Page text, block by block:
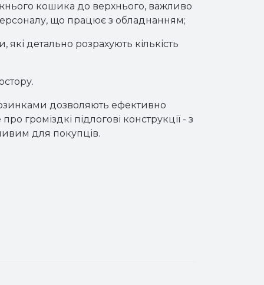
кошика до верхнього, важливо
що працює з обладнанням;
детально розрахують кількість
дозволяють ефективно
громіздкі підлогові конструкції - з
для покупців.